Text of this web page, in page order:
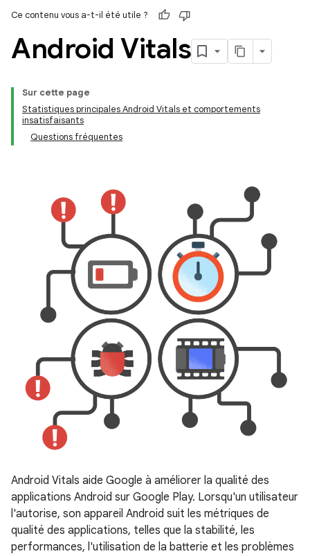
Ce contenu vous a-t-il été utile ?
Android Vitals
Sur cette page
Statistiques principales Android Vitals et comportements
insatisfaisants
Questions fréquentes
Android Vitals aide Google à améliorer la qualité des
applications Android sur Google Play. Lorsqu'un utilisateur
l'autorise, son appareil Android suit les métriques de
qualité des applications, telles que la stabilité, les
performances, l'utilisation de la batterie et les problèmes